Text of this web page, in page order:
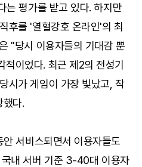
는 평가를 받고 있다. 하지만
후를 '열혈강호 온라인'의 최
"당시 이용자들의 기대감 뿐
적이었다. 최근 제2의 전성기
시가 게임이 가장 빛났고, 작
했다.
서비스되면서 이용자들도
내 서버 기준 3-40대 이용자